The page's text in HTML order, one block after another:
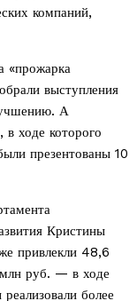
компаний,
«прожарка
выступления
А
в ходе которого
презентованы 10
Кристины
привлекли 48,6
млн руб. — в ходе
более